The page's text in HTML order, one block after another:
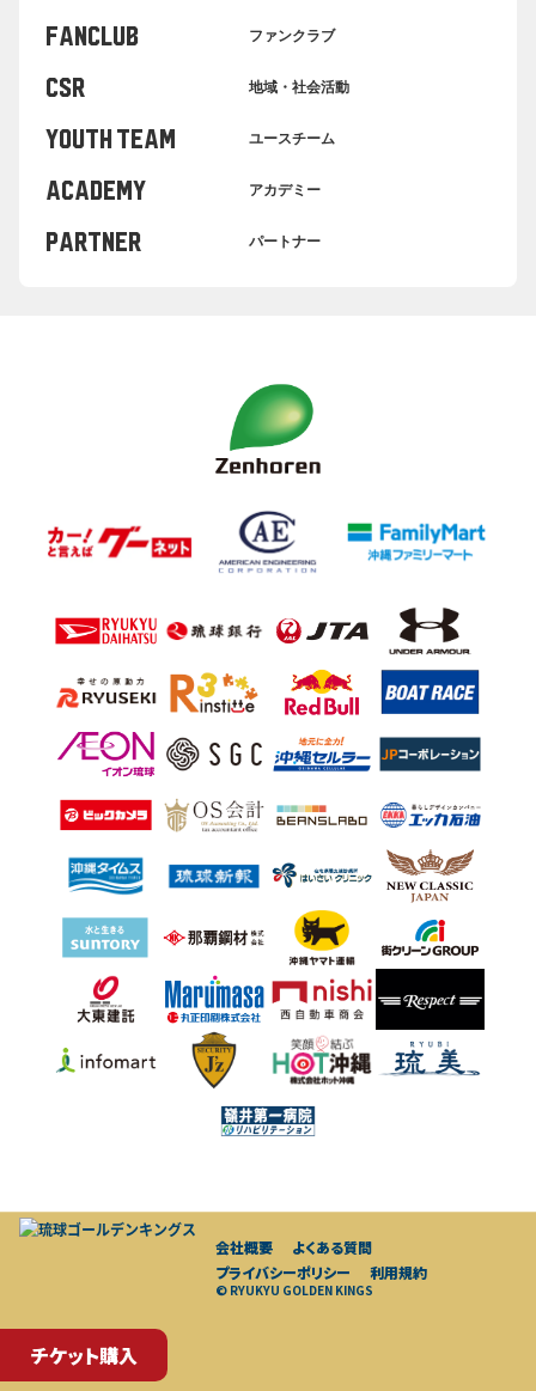
チケット購入
FANCLUB ファンクラブ
CSR 地域・社会活動
YOUTH TEAM ユースチーム
ACADEMY アカデミー
PARTNER パートナー
会社概要
よくある質問
プライバシーポリシー
利用規約
© RYUKYU GOLDEN KINGS